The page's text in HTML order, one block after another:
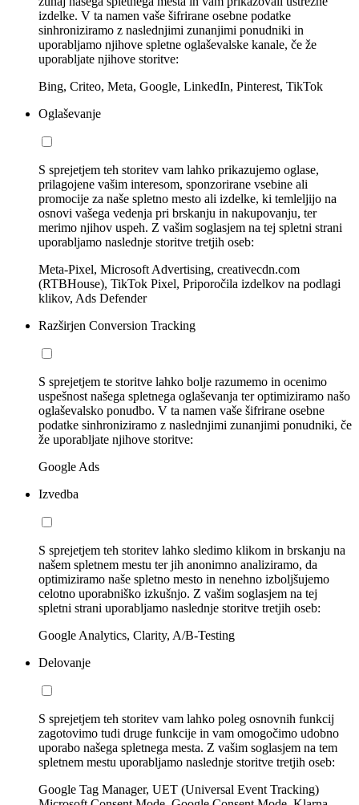
izdelke. V ta namen vaše šifrirane osebne podatke
sinhroniziramo z naslednjimi zunanjimi ponudniki in
uporabljamo njihove spletne oglaševalske kanale, če že
uporabljate njihove storitve:
Bing, Criteo, Meta, Google, LinkedIn, Pinterest, TikTok
Oglaševanje
S sprejetjem teh storitev vam lahko prikazujemo oglase,
prilagojene vašim interesom, sponzorirane vsebine ali
promocije za naše spletno mesto ali izdelke, ki temleljijo na
osnovi vašega vedenja pri brskanju in nakupovanju, ter
merimo njihov uspeh. Z vašim soglasjem na tej spletni strani
uporabljamo naslednje storitve tretjih oseb:
Meta-Pixel, Microsoft Advertising, creativecdn.com
(RTBHouse), TikTok Pixel, Priporočila izdelkov na podlagi
klikov, Ads Defender
Razširjen Conversion Tracking
S sprejetjem te storitve lahko bolje razumemo in ocenimo
uspešnost našega spletnega oglaševanja ter optimiziramo našo
oglaševalsko ponudbo. V ta namen vaše šifrirane osebne
podatke sinhroniziramo z naslednjimi zunanjimi ponudniki, če
že uporabljate njihove storitve:
Google Ads
Izvedba
S sprejetjem teh storitev lahko sledimo klikom in brskanju na
našem spletnem mestu ter jih anonimno analiziramo, da
optimiziramo naše spletno mesto in nenehno izboljšujemo
celotno uporabniško izkušnjo. Z vašim soglasjem na tej
spletni strani uporabljamo naslednje storitve tretjih oseb:
Google Analytics, Clarity, A/B-Testing
Delovanje
S sprejetjem teh storitev vam lahko poleg osnovnih funkcij
zagotovimo tudi druge funkcije in vam omogočimo udobno
uporabo našega spletnega mesta. Z vašim soglasjem na tem
spletnem mestu uporabljamo naslednje storitve tretjih oseb:
Google Tag Manager, UET (Universal Event Tracking)